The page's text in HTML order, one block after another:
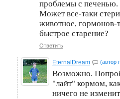
проблемы с печенью.
Может все-таки
животное, гормонов-
быстрое старение?
Ответить
EternalDream (автор
Возможно.
"лайт" кормом,
ничего не